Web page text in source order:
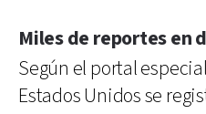
Miles de reportes en
Según el portal
Estados Unidos se